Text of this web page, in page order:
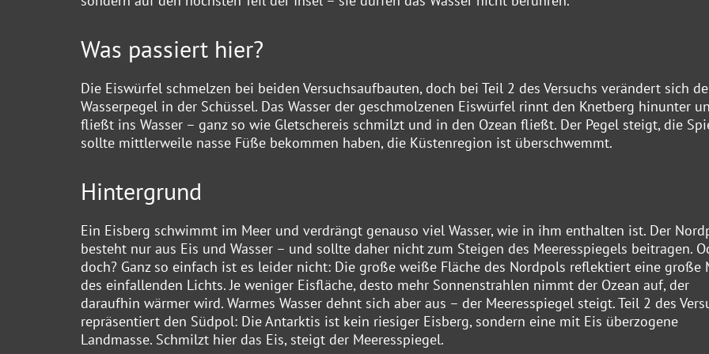
Was passiert hier?
Die Eiswürfel schmelzen bei beiden Versuchsaufbauten, doch bei Teil 2 des Versuchs verändert sich
Wasserpegel in der Schüssel. Das Wasser der geschmolzenen Eiswürfel rinnt den Knetberg hinunter
fließt ins Wasser – ganz so wie Gletschereis schmilzt und in den Ozean fließt. Der Pegel steigt, die
sollte mittlerweile nasse Füße bekommen haben, die Küstenregion ist überschwemmt.
Hintergrund
Ein Eisberg schwimmt im Meer und verdrängt genauso viel Wasser, wie in ihm enthalten ist. Der
besteht nur aus Eis und Wasser – und sollte daher nicht zum Steigen des Meeresspiegels beitragen.
doch? Ganz so einfach ist es leider nicht: Die große weiße Fläche des Nordpols reflektiert eine große
des einfallenden Lichts. Je weniger Eisfläche, desto mehr Sonnenstrahlen nimmt der Ozean auf, der
daraufhin wärmer wird. Warmes Wasser dehnt sich aber aus – der Meeresspiegel steigt. Teil 2 des
repräsentiert den Südpol: Die Antarktis ist kein riesiger Eisberg, sondern eine mit Eis überzogene
Landmasse. Schmilzt hier das Eis, steigt der Meeresspiegel.